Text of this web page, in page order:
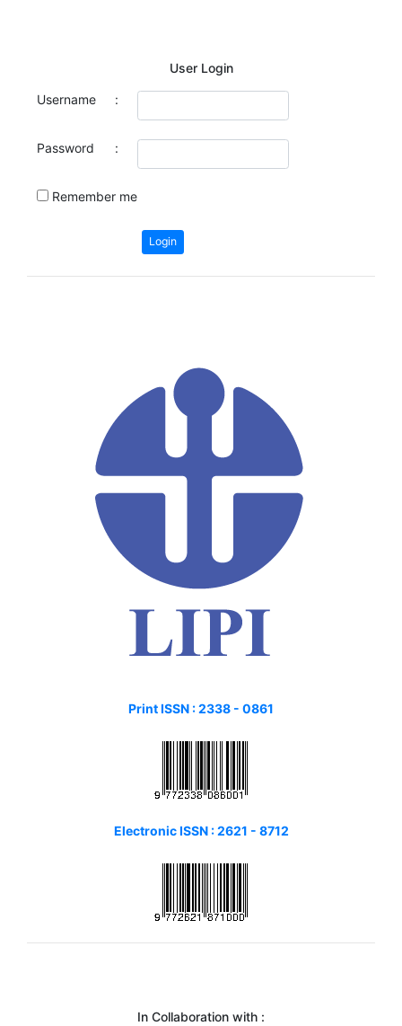
User Login
Username :
Password :
Remember me
Print ISSN :2338 - 0861
Electronic ISSN : 2621 - 8712
In Collaboration with :